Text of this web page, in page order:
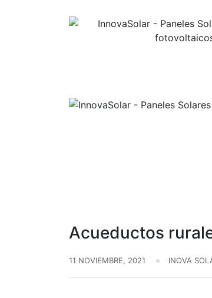
Acueductos
11 NOVIEMBRE, 2021 INOVA